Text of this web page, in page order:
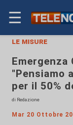
☰
le misure
Emergenza
"Pensiamo
per il 50%
di Redazione
Mar 20 Ottobre